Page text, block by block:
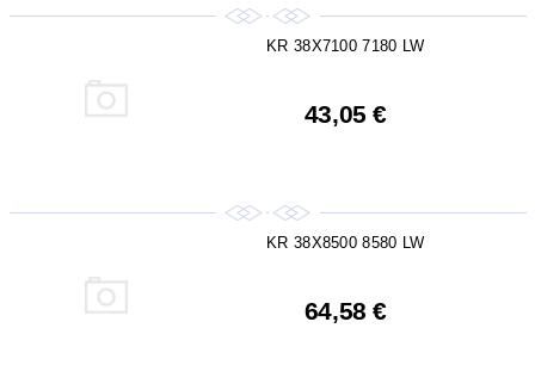
KR 38X7100 7180 LW
43,05 €
KR 38X8500 8580 LW
64,58 €